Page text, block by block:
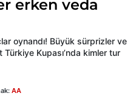
erken veda
oynandı! Büyük sürprizler ve
Türkiye Kupası’nda kimler tur
AA